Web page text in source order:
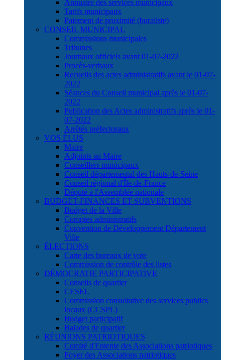
Annuaire des services municipaux
Tarifs municipaux
Paiement de proximité (buraliste)
CONSEIL MUNICIPAL
Commissions municipales
Tribunes
Journaux officiels avant 01-07-2022
Procès-verbaux
Recueils des actes administratifs avant le 01-07-
2022
Séances du Conseil municipal après le 01-07-
2022
Publication des Actes administratifs après le 01-
07-2022
Arrêtés préfectoraux
VOS ÉLUS
Maire
Adjoints au Maire
Conseillers municipaux
Conseil départemental des Hauts-de-Seine
Conseil régional d'Île-de-France
Député à l'Assemblée nationale
BUDGET-FINANCES ET SUBVENTIONS
Budget de la Ville
Comptes administratifs
Convention de Développement Département
Ville
ÉLECTIONS
Carte des bureaux de vote
Commission de contrôle des listes
DÉMOCRATIE PARTICIPATIVE
Conseils de quartier
CESEL
Commission consultative des services publics
locaux (CCSPL)
Budget participatif
Balades de quartier
RÉUNIONS PATRIOTIQUES
Comité d'Entente des Associations patriotiques
Foyer des Associations patriotiques